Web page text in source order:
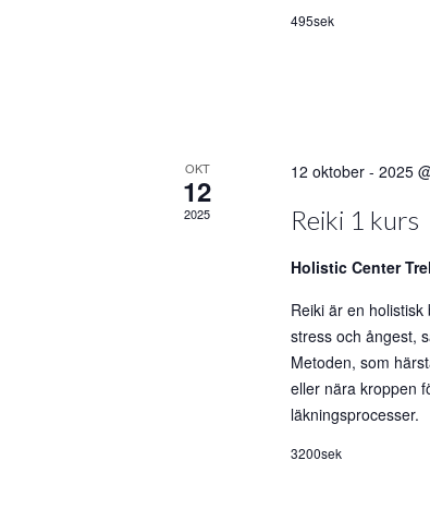
495sek
OKT
12
2025
12 oktober - 2025
Reiki 1 kurs
Holistic Center
Reiki är en
stress och ångest,
Metoden, som
eller nära kroppen
läkningsprocesser.
3200sek